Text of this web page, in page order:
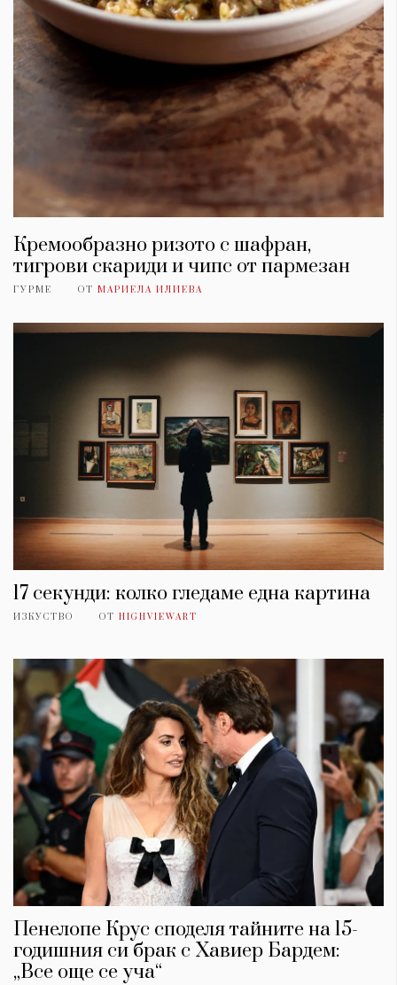
Кремообразно ризото с шафран,
тигрови скариди и чипс от пармезан
ГУРМЕ ОТ МАРИЕЛА ИЛИЕВА
17 секунди: колко гледаме една картина
ИЗКУСТВО ОТ HIGHVIEWART
Пенелопе Крус споделя тайните на 15-
годишния си брак с Хавиер Бардем:
„Все още се уча“